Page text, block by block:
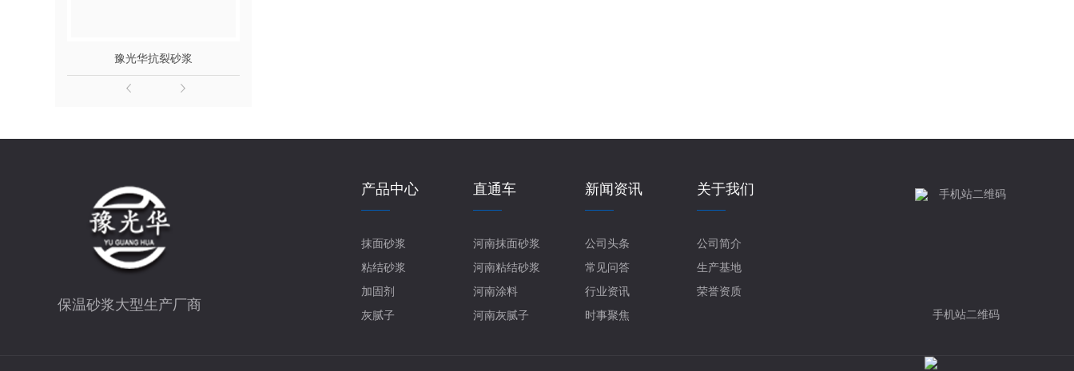
豫光华抗裂砂浆
保温砂浆大型生产厂商
产品中心
抹面砂浆
粘结砂浆
加固剂
灰腻子
直通车
河南抹面砂浆
河南粘结砂浆
河南涂料
河南灰腻子
新闻资讯
公司头条
常见问答
行业资讯
时事聚焦
关于我们
公司简介
生产基地
荣誉资质
手机站二维码